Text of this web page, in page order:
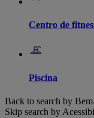
Centro de
Piscina
Back to search by
Skip search by